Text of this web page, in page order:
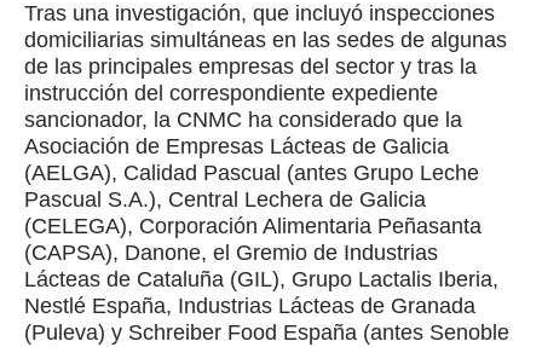
Tras una investigación, que incluyó inspecciones
domiciliarias simultáneas en las sedes de algunas
de las principales empresas del sector y tras la
instrucción del correspondiente expediente
sancionador, la CNMC ha considerado que la
Asociación de Empresas Lácteas de Galicia
(AELGA), Calidad Pascual (antes Grupo Leche
Pascual S.A.), Central Lechera de Galicia
(CELEGA), Corporación Alimentaria Peñasanta
(CAPSA), Danone, el Gremio de Industrias
Lácteas de Cataluña (GIL), Grupo Lactalis Iberia,
Nestlé España, Industrias Lácteas de Granada
(Puleva) y Schreiber Food España (antes Senoble